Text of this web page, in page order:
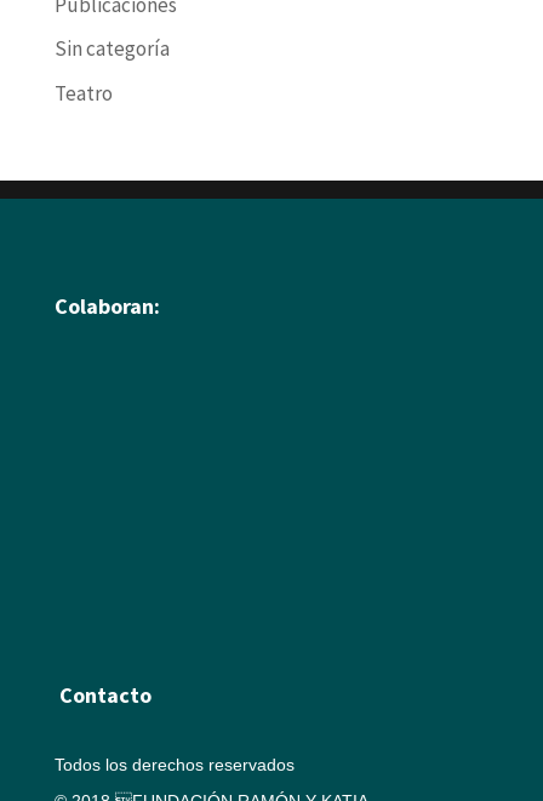
Sin categoría
Teatro
Colaboran:
Contacto
Todos los derechos reservados